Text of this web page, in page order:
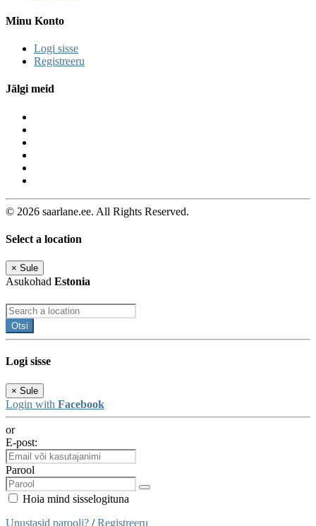
Minu Konto
Logi sisse
Registreeru
Jälgi meid
© 2026 saarlane.ee. All Rights Reserved.
Select a location
× Sule
Asukohad Estonia
Otsi
Logi sisse
× Sule
Login with Facebook
or
E-post:
Parool
Hoia mind sisselogituna
Unustasid parooli? /Registreeru